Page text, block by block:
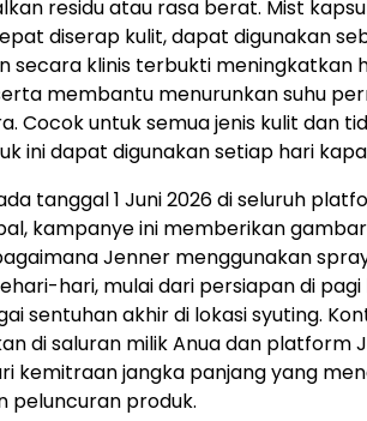
residu atau rasa berat. Mist
diserap kulit, dapat digunakan
secara klinis terbukti meningkatkan
membantu menurunkan suhu
Cocok untuk semua jenis kulit dan
ini dapat digunakan setiap hari
tanggal 1 Juni 2026 di seluruh
kampanye ini memberikan
Jenner menggunakan
hari, mulai dari persiapan di
sentuhan akhir di lokasi syuting.
di saluran milik Anua dan platform
kemitraan jangka panjang yang
peluncuran produk.